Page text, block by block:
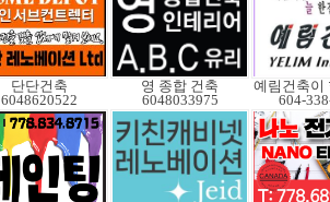
단단건축
6048620522
영 종합 건축
6048033975
604-